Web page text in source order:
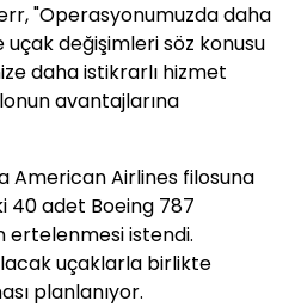
"Operasyonumuzda daha
uçak değişimleri söz konusu
daha istikrarlı hizmet
avantajlarına
American Airlines filosuna
40 adet Boeing 787
ertelenmesi istendi.
uçaklarla birlikte
planlanıyor.